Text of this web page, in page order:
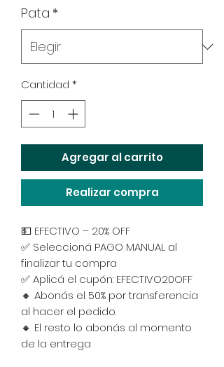
Pata *
Cantidad *
Agregar al carrito
Realizar compra
💵 EFECTIVO – 20% OFF
✅ Seleccioná PAGO MANUAL al
finalizar tu compra
✅ Aplicá el cupón: EFECTIVO20OFF
🔸 Abonás el 50% por transferencia
al hacer el pedido.
🔸 El resto lo abonás al momento
de la entrega